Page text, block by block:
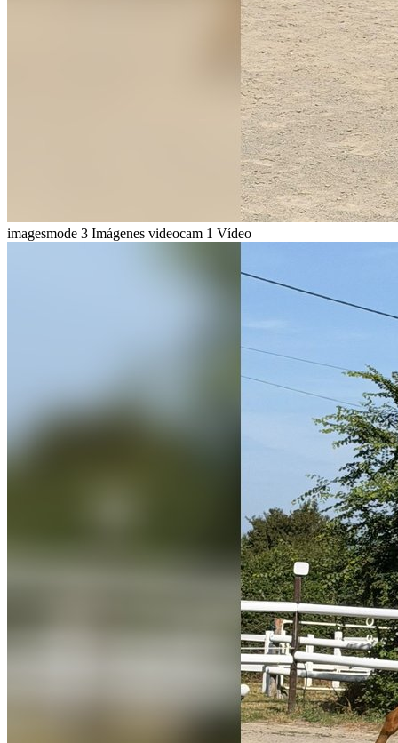
imagesmode 3 Imágenes videocam 1 Vídeo